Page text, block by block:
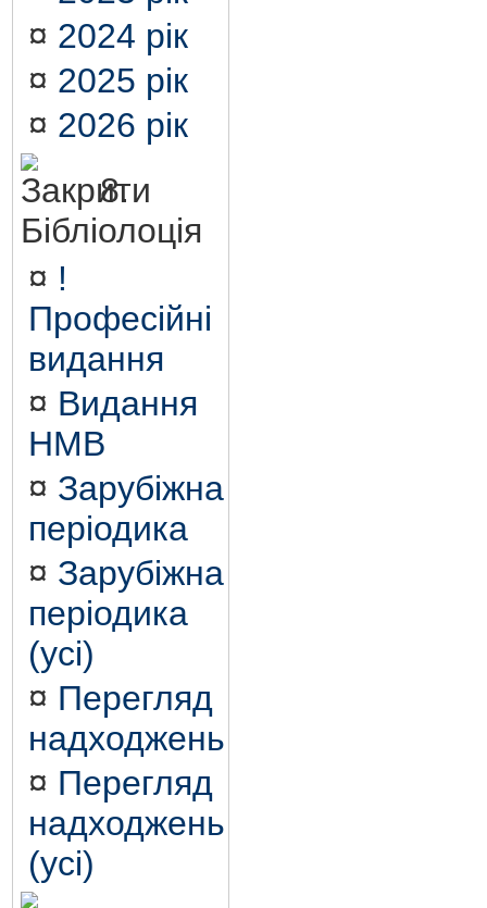
¤ 2024 рік
¤ 2025 рік
¤ 2026 рік
8.
Бібліолоція
¤ !
Професійні
видання
¤ Видання
НМВ
¤ Зарубіжна
періодика
¤ Зарубіжна
періодика
(усі)
¤ Перегляд
надходжень
¤ Перегляд
надходжень
(усі)